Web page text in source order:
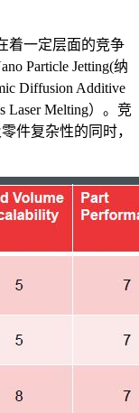
着一定层面的竞争
Particle Jetting(纳
Diffusion Additive
Laser Melting）。竞
件复杂性的同时，